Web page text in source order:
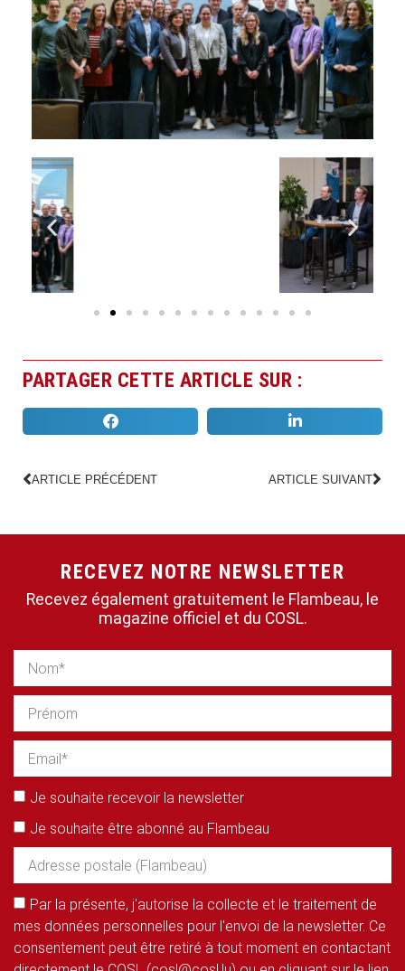
PARTAGER CETTE ARTICLE SUR :
ARTICLE PRÉCÉDENT ARTICLE SUIVANT
RECEVEZ NOTRE NEWSLETTER
Recevez également gratuitement le Flambeau, le
magazine officiel et du COSL.
Je souhaite recevoir la newsletter
Je souhaite être abonné au Flambeau
Par la présente, j'autorise la collecte et le traitement de
mes données personnelles pour l'envoi de la newsletter. Ce
consentement peut être retiré à tout moment en contactant